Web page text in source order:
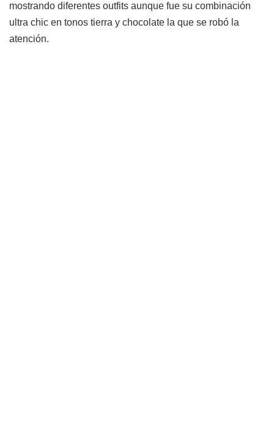
mostrando diferentes outfits aunque fue su combinación
ultra chic en tonos tierra y chocolate la que se robó la
atención.